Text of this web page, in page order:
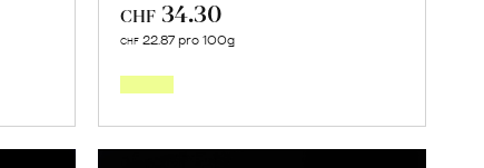
CHF 34.30
CHF 22.87 pro 100g
Jurassienne